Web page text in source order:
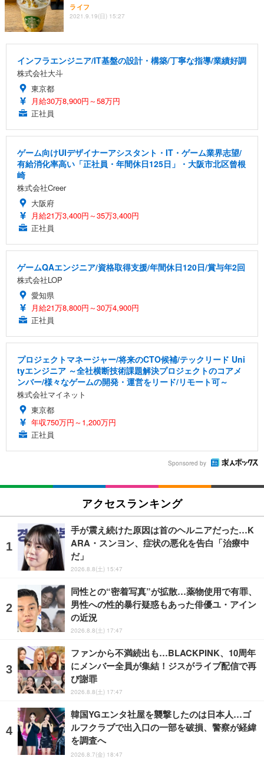
ライフ
2021.9.19(日) 15:27
インフラエンジニア/IT基盤の設計・構築/丁寧な指導/業績好調
株式会社大斗
東京都
月給30万8,900円～58万円
正社員
ゲーム向けUIデザイナーアシスタント・IT・ゲーム業界志望/
有給消化率高い「正社員・年間休日125日」・大阪市北区曾根
崎
株式会社Creer
大阪府
月給21万3,400円～35万3,400円
正社員
ゲームQAエンジニア/資格取得支援/年間休日120日/賞与年2回
株式会社LOP
愛知県
月給21万8,800円～30万4,900円
正社員
プロジェクトマネージャー/将来のCTO候補/テックリード Uni
tyエンジニア ～全社横断技術課題解決プロジェクトのコアメ
ンバー/様々なゲームの開発・運営をリード/リモート可～
株式会社マイネット
東京都
年収750万円～1,200万円
正社員
Sponsored by
アクセスランキング
手が震え続けた原因は首のヘルニアだった…K
ARA・スンヨン、症状の悪化を告白「治療中
だ」
2026.8.8(土) 15:47
同性との“密着写真”が拡散…薬物使用で有罪、
男性への性的暴行疑惑もあった俳優ユ・アイン
の近況
2026.8.8(土) 17:47
ファンから不満続出も…BLACKPINK、10周年
にメンバー全員が集結！ジスがライブ配信で再
び謝罪
2026.8.8(土) 17:47
韓国YGエンタ社屋を襲撃したのは日本人…ゴ
ルフクラブで出入口の一部を破損、警察が経緯
を調査へ
2026.8.7(金) 18:47